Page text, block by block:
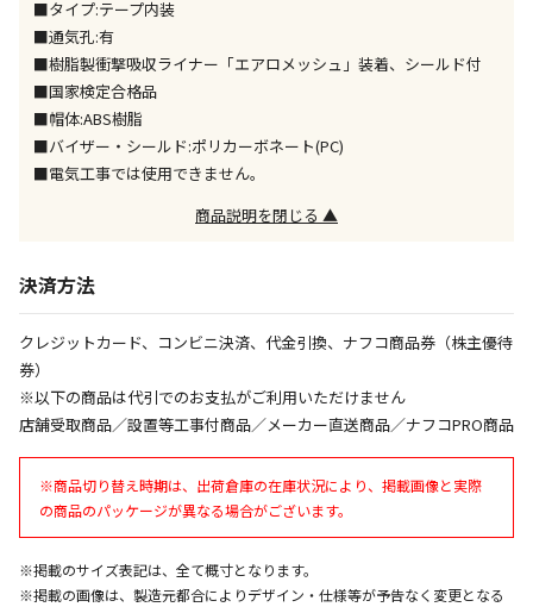
午前9時までのご注文確定した商品については、当日に
出荷いたします。
ただし、メーカーの営業日に基づき出荷手続きを行う
ため、通常よりお時間をいただく場合がございます。
また、日曜・祝日や年末年始などの長期休業期間中
は、休業明けからの出荷対応となります。
設置工事代金も含まれた商品です
お見積商品です。金額・施工日はお打ち合わせの上、
エアコンの取付工事が必要な商品です。別途費用が発
生する場合がございます。
■タイプ:テープ内装
■通気孔:有
■樹脂製衝撃吸収ライナー「エアロメッシュ」装着、シールド付
■国家検定合格品
■帽体:ABS樹脂
■バイザー・シールド:ポリカーボネート(PC)
■電気工事では使用できません。
商品説明を閉じる ▲
決済方法
クレジットカード、コンビニ決済、代金引換、ナフコ商品券（株主優待
券）
※以下の商品は代引でのお支払がご利用いただけません
店舗受取商品／設置等工事付商品／メーカー直送商品／ナフコPRO商品
※商品切り替え時期は、出荷倉庫の在庫状況により、掲載画像と実際
の商品のパッケージが異なる場合がございます。
※掲載のサイズ表記は、全て概寸となります。
※掲載の画像は、製造元都合によりデザイン・仕様等が予告なく変更となる